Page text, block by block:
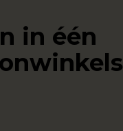
in één